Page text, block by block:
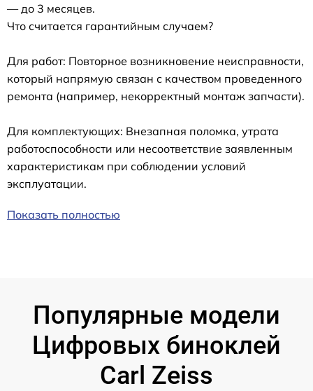
— до 3 месяцев.
Что считается гарантийным случаем?
Для работ: Повторное возникновение неисправности,
который напрямую связан с качеством проведенного
ремонта (например, некорректный монтаж запчасти).
Для комплектующих: Внезапная поломка, утрата
работоспособности или несоответствие заявленным
характеристикам при соблюдении условий
эксплуатации.
Показать полностью
Популярные модели
Цифровых биноклей
Carl Zeiss